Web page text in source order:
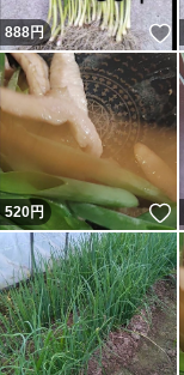
888円
520円